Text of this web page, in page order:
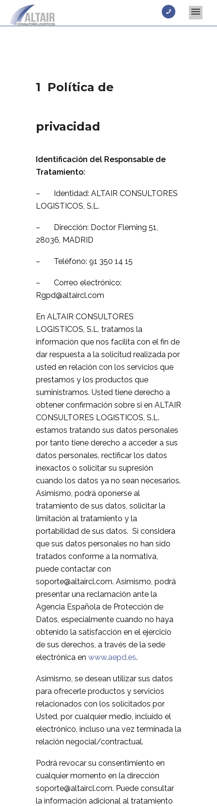
1 Política de
privacidad
Identificación del Responsable de
Tratamiento:
– Identidad: ALTAIR CONSULTORES
LOGISTICOS, S.L.
– Dirección: Doctor Fleming 51,
28036, MADRID
– Teléfono: 91 350 14 15
– Correo electrónico:
Rgpd@altaircl.com
En ALTAIR CONSULTORES
LOGISTICOS, S.L. tratamos la
información que nos facilita con el fin de
dar respuesta a la solicitud realizada por
usted en relación con los servicios que
prestamos y los productos que
suministramos. Usted tiene derecho a
obtener confirmación sobre si en ALTAIR
CONSULTORES LOGISTICOS, S.L.
estamos tratando sus datos personales
por tanto tiene derecho a acceder a sus
datos personales, rectificar los datos
inexactos o solicitar su supresión
cuando los datos ya no sean necesarios.
Asimismo, podrá oponerse al
tratamiento de sus datos, solicitar la
limitación al tratamiento y la
portabilidad de sus datos. Si considera
que sus datos personales no han sido
tratados conforme a la normativa,
puede contactar con
soporte@altaircl.com. Asimismo, podrá
presentar una reclamación ante la
Agencia Española de Protección de
Datos, especialmente cuando no haya
obtenido la satisfacción en el ejercicio
de sus derechos, a través de la sede
electrónica en www.aepd.es.
Asimismo, se desean utilizar sus datos
para ofrecerle productos y servicios
relacionados con los solicitados por
Usted, por cualquier medio, incluido el
electrónico, incluso una vez terminada la
relación negocial/contractual.
Podrá revocar su consentimiento en
cualquier momento en la dirección
soporte@altaircl.com. Puede consultar
la información adicional al tratamiento